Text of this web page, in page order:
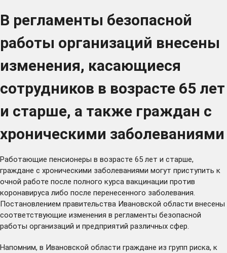
В регламенты безопасной
работы организаций внесены
изменения, касающиеся
сотрудников в возрасте 65 лет
и старше, а также граждан с
хроническими заболеваниями
Работающие пенсионеры в возрасте 65 лет и старше,
граждане с хроническими заболеваниями могут приступить к
очной работе после полного курса вакцинации против
коронавируса либо после перенесенного заболевания.
Постановлением правительства Ивановской области внесены
соответствующие изменения в регламенты безопасной
работы организаций и предприятий различных сфер.
Напомним, в Ивановской области граждане из групп риска, к